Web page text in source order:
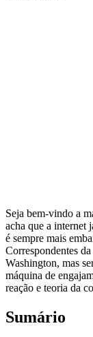
Seja bem-vindo a
acha que a internet
é sempre mais
Correspondentes
Washington, mas
máquina de
reação e teoria da
Sumário